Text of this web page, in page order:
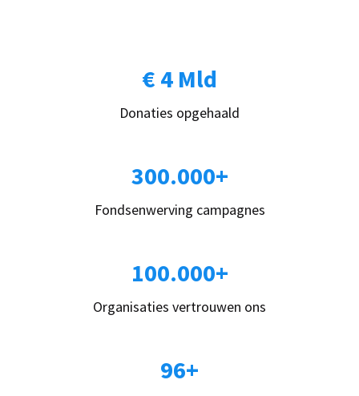
€ 4 Mld
Donaties opgehaald
300.000+
Fondsenwerving campagnes
100.000+
Organisaties vertrouwen ons
96+